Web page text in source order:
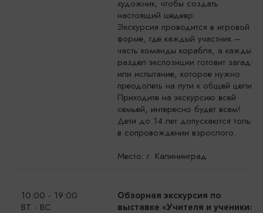
художник, чтобы создать
настоящий шедевр.
Экскурсия проводится в игровой
форме, где каждый участник –
часть команды корабля, а каждый
раздел экспозиции готовит загадку
или испытание, которое нужно
преодолеть на пути к общей цели.
Приходите на экскурсию всей
семьей, интересно будет всем!
Дети до 14 лет допускаются только
в сопровождении взрослого.
Место: г. Калининград
10:00 - 19:00
ВТ - ВС
Обзорная экскурсия по
выставке «Учителя и ученики»